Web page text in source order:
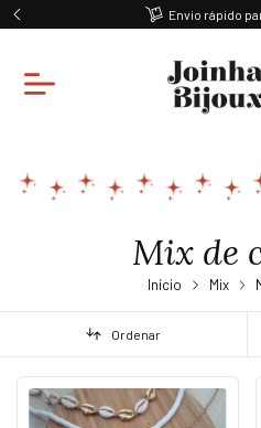
Envio rápido
Mix de
Início Mix
Ordenar